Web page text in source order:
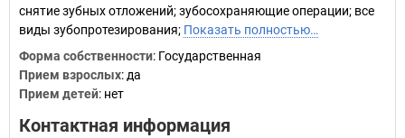
снятие зубных отложений; зубосохраняющие операции; все
виды зубопротезирования; Показать полностью…
Форма собственности: Государственная
Прием взрослых: да
Прием детей: нет
Контактная информация